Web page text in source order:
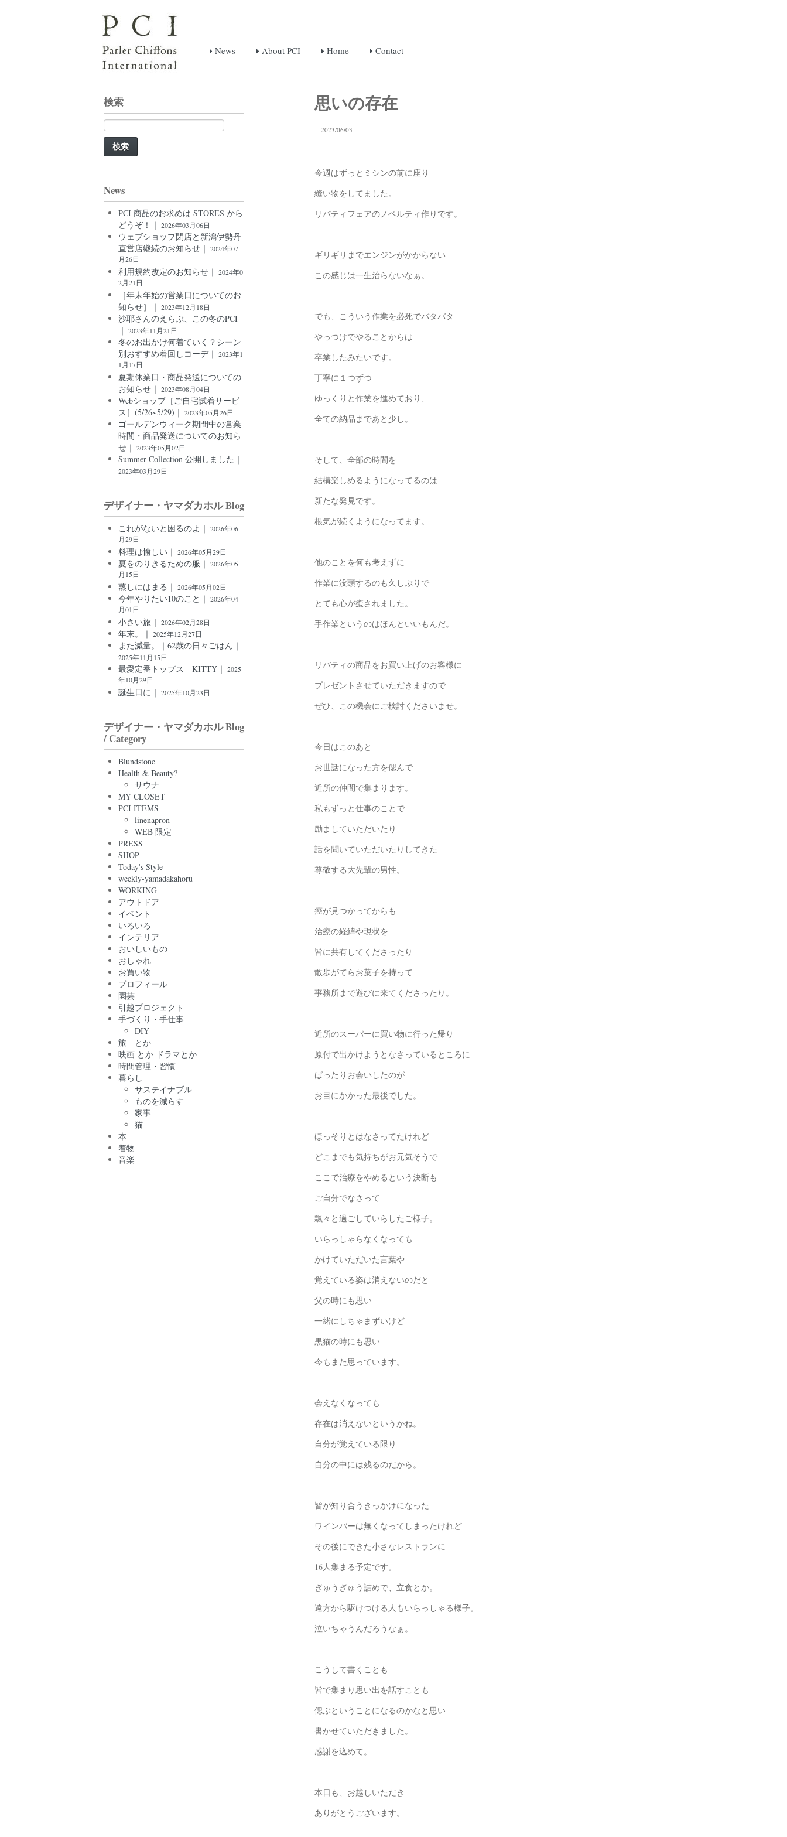
News About PCI Home Contact
思いの存在
2023/06/03
今週はずっとミシンの前に座り
縫い物をしてました。
リバティフェアのノベルティ作りです。
ギリギリまでエンジンがかからない
この感じは一生治らないなぁ。
でも、こういう作業を必死でバタバタ
やっつけでやることからは
卒業したみたいです。
丁寧に１つずつ
ゆっくりと作業を進めており、
全ての納品まであと少し。
そして、全部の時間を
結構楽しめるようになってるのは
新たな発見です。
根気が続くようになってます。
他のことを何も考えずに
作業に没頭するのも久しぶりで
とても心が癒されました。
手作業というのはほんといいもんだ。
リバティの商品をお買い上げのお客様に
プレゼントさせていただきますので
ぜひ、この機会にご検討くださいませ。
今日はこのあと
お世話になった方を偲んで
近所の仲間で集まります。
私もずっと仕事のことで
励ましていただいたり
話を聞いていただいたりしてきた
尊敬する大先輩の男性。
癌が見つかってからも
治療の経緯や現状を
皆に共有してくださったり
散歩がてらお菓子を持って
事務所まで遊びに来てくださったり。
近所のスーパーに買い物に行った帰り
原付で出かけようとなさっているところに
ばったりお会いしたのが
お目にかかった最後でした。
ほっそりとはなさってたけれど
どこまでも気持ちがお元気そうで
ここで治療をやめるという決断も
ご自分でなさって
飄々と過ごしていらしたご様子。
いらっしゃらなくなっても
かけていただいた言葉や
覚えている姿は消えないのだと
父の時にも思い
一緒にしちゃまずいけど
黒猫の時にも思い
今もまた思っています。
会えなくなっても
存在は消えないというかね。
自分が覚えている限り
自分の中には残るのだから。
皆が知り合うきっかけになった
ワインバーは無くなってしまったけれど
その後にできた小さなレストランに
16人集まる予定です。
ぎゅうぎゅう詰めで、立食とか。
遠方から駆けつける人もいらっしゃる様子。
泣いちゃうんだろうなぁ。
こうして書くことも
皆で集まり思い出を話すことも
偲ぶということになるのかなと思い
書かせていただきました。
感謝を込めて。
本日も、お越しいただき
ありがとうございます。
検索
検
索:
News
PCI 商品のお求めは STORES から
どうぞ！｜ 2026年03月06日
ウェブショップ閉店と新潟伊勢丹
直営店継続のお知らせ｜ 2024年07
月26日
利用規約改定のお知らせ｜ 2024年0
2月21日
［年末年始の営業日についてのお
知らせ］｜ 2023年12月18日
沙耶さんのえらぶ、この冬のPCI
｜ 2023年11月21日
冬のお出かけ何着ていく？シーン
別おすすめ着回しコーデ｜ 2023年1
1月17日
夏期休業日・商品発送についての
お知らせ｜ 2023年08月04日
Webショップ［ご自宅試着サービ
ス］(5/26~5/29)｜ 2023年05月26日
ゴールデンウィーク期間中の営業
時間・商品発送についてのお知ら
せ｜ 2023年05月02日
Summer Collection 公開しました｜
2023年03月29日
デザイナー・ヤマダカホル Blog
これがないと困るのよ｜ 2026年06
月29日
料理は愉しい｜ 2026年05月29日
夏をのりきるための服｜ 2026年05
月15日
蒸しにはまる｜ 2026年05月02日
今年やりたい10のこと｜ 2026年04
月01日
小さい旅｜ 2026年02月28日
年末。｜ 2025年12月27日
また減量。｜62歳の日々ごはん｜
2025年11月15日
最愛定番トップス KITTY｜ 2025
年10月29日
誕生日に｜ 2025年10月23日
デザイナー・ヤマダカホル Blog
/ Category
Blundstone
Health & Beauty?
サウナ
MY CLOSET
PCI ITEMS
linenapron
WEB 限定
PRESS
SHOP
Today's Style
weekly-yamadakahoru
WORKING
アウトドア
イベント
いろいろ
インテリア
おいしいもの
おしゃれ
お買い物
プロフィール
園芸
引越プロジェクト
手づくり・手仕事
DIY
旅 とか
映画 とか ドラマとか
時間管理・習慣
暮らし
サステイナブル
ものを減らす
家事
猫
本
着物
音楽